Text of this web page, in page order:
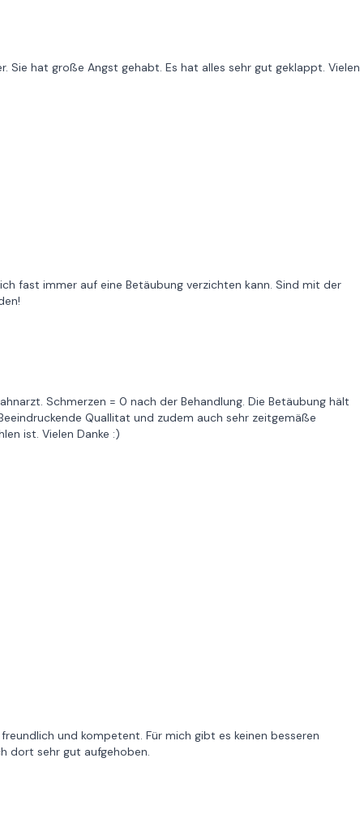
Sie hat große Angst gehabt. Es hat alles sehr gut geklappt. Vielen
fast immer auf eine Betäubung verzichten kann. Sind mit der
Schmerzen = 0 nach der Behandlung. Die Betäubung hält
Quallitat und zudem auch sehr zeitgemäße
ist. Vielen Danke :)
und kompetent. Für mich gibt es keinen besseren
dort sehr gut aufgehoben.